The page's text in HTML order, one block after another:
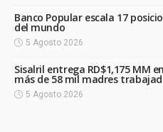
Banco Popular escala 17
del mundo
5 Agosto 2026
Sisalril entrega RD$1,175 MM
más de 58 mil madres
5 Agosto 2026